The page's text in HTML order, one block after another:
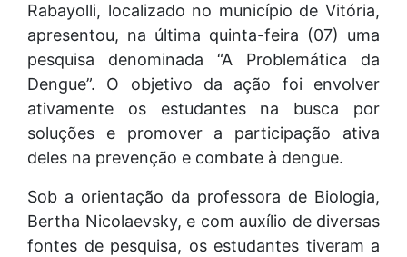
Rabayolli, localizado no município de Vitória,
apresentou, na última quinta-feira (07) uma
pesquisa denominada “A Problemática da
Dengue”. O objetivo da ação foi envolver
ativamente os estudantes na busca por
soluções e promover a participação ativa
deles na prevenção e combate à dengue.
Sob a orientação da professora de Biologia,
Bertha Nicolaevsky, e com auxílio de diversas
fontes de pesquisa, os estudantes tiveram a